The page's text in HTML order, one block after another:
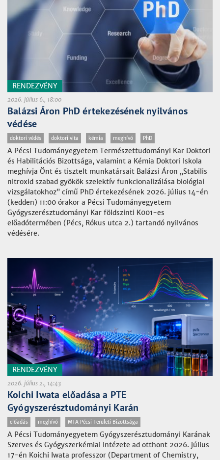
RENDEZVÉNY
2026. július 6., 18:00
Balázsi Áron PhD értekezésének nyilvános
védése
doktori védés doktori vita kémia meghívó PhD
A Pécsi Tudományegyetem Természettudományi Kar Doktori
és Habilitációs Bizottsága, valamint a Kémia Doktori Iskola
meghívja Önt és tisztelt munkatársait Balázsi Áron „Stabilis
nitroxid szabad gyökök szelektív funkcionalizálása biológiai
vizsgálatokhoz” című PhD értekezésének 2026. július 14-én
(kedden) 11:00 órakor a Pécsi Tudományegyetem
Gyógyszerésztudományi Kar földszinti K001-es
előadótermében (Pécs, Rókus utca 2.) tartandó nyilvános
védésére.
RENDEZVÉNY
2026. július 2., 14:43
Koichi Iwata előadása a PTE
Gyógyszerésztudományi Karán
előadás meghívó MTA Pécsi Területi Bizottsága
A Pécsi Tudományegyetem Gyógyszerésztudományi Karának
Szerves és Gyógyszerkémiai Intézete ad otthont 2026. július
17-én Koichi Iwata professzor (Department of Chemistry,